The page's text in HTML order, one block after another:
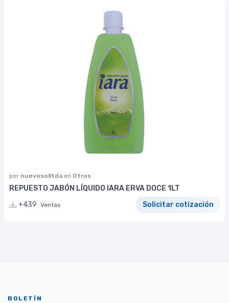
por nuevosolltda en Otros
REPUESTO JABÓN LÍQUIDO IARA ERVA DOCE 1LT
+439 Ventas Solicitar cotización
BOLETÍN